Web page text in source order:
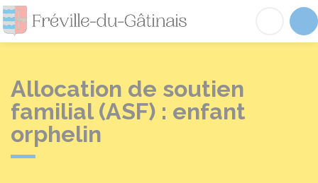
Fréville-du-
Allocation de soutien
familial (ASF) : enfant
orphelin